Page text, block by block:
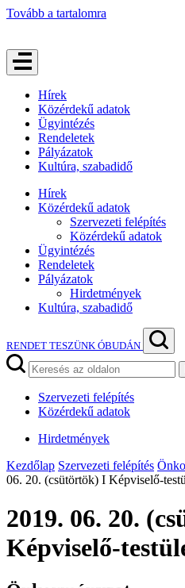
Tovább a tartalomra
Hírek
Közérdekű adatok
Ügyintézés
Rendeletek
Pályázatok
Kultúra, szabadidő
Hírek
Közérdekű adatok
Szervezeti felépítés
Közérdekű adatok
Ügyintézés
Rendeletek
Pályázatok
Hirdetmények
Kultúra, szabadidő
RENDET TESZÜNK ÓBUDÁN
Szervezeti felépítés
Közérdekű adatok
Hirdetmények
Kezdőlap Szervezeti felépítés
06. 20. (csütörtök) I Képviselő-
2019. 06. 20.
Képviselő-